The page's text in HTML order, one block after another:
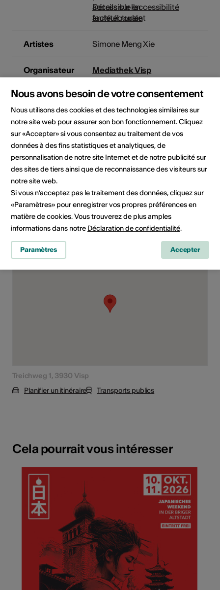
Détails sur l'accessibilité
architecturale
Artistes Simone Meng Xie
Organisateur
Mediathek Visp
Mediathek Visp
Treichweg 1
Téléphone 0279489985
E-Mail
Site Internet
Domaine
Type d'événement
Autre
Public cible
Jugendliche von 10-16 Jahren
Lieu de l'événement
Treichweg 1, 3930 Visp
Planifier un itinéraire
Transports publics
Cela pourrait vous intéresser
Nous avons besoin de votre consentement
Nous utilisons des cookies et des technologies similaires sur
notre site web pour assurer son bon fonctionnement. Cliquez
sur «Accepter» si vous consentez au traitement de vos
données à des fins statistiques et analytiques, de
personnalisation de notre site Internet et de notre publicité sur
des sites de tiers ainsi que de reconnaissance des visiteurs sur
notre site web.
Si vous n’acceptez pas le traitement des données, cliquez sur
«Paramètres» pour enregistrer vos propres préférences en
matière de cookies. Vous trouverez de plus amples
informations dans notre Déclaration de confidentialité.
Paramètres Accepter